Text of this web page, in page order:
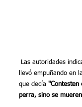
llevó empuñando en
que decía "Contesten
perra, sino se